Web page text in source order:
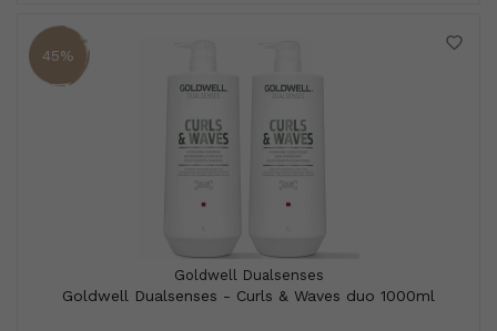
45%
Goldwell Dualsenses
Goldwell Dualsenses - Curls & Waves duo 1000ml